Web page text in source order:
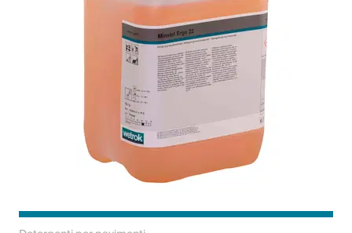
Contattateci
Webshop